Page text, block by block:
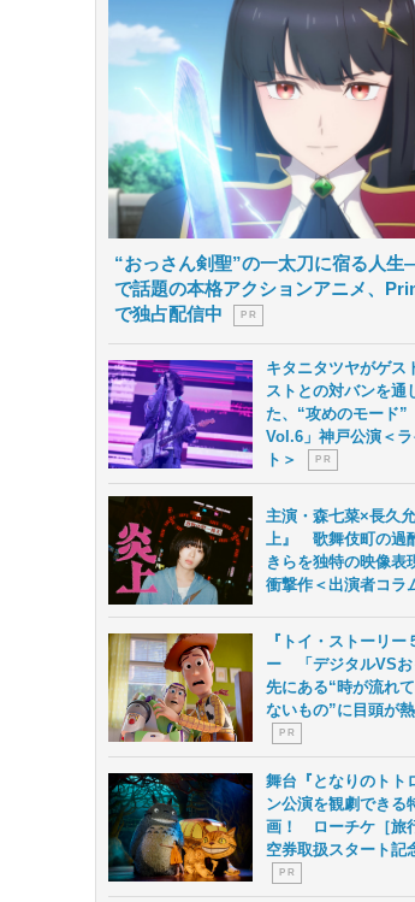
“おっさん剣聖”の一太刀に宿る人
で話題の本格アクションアニメ、
で独占配信中
P R
キタニタツヤがゲス
ストとの対バンを通
た、“攻めのモード”
Vol.6」神戸公演＜
ト＞
P R
主演・森七菜×長久
上』 歌舞伎町の過
きらを独特の映像表
衝撃作＜出演者コラ
『トイ・ストーリー
ー 「デジタルVSお
先にある“時が流れ
ないもの”に目頭が
P R
舞台『となりのトト
ン公演を観劇できる
画！ ローチケ［旅
空券取扱スタート記
P R